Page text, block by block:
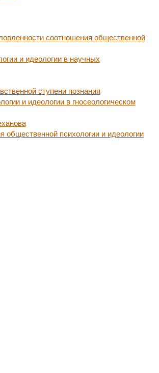
соотношения общественной
и идеологии в научных
ступени познания
и идеологии в гносеологическом
психологии и идеологии